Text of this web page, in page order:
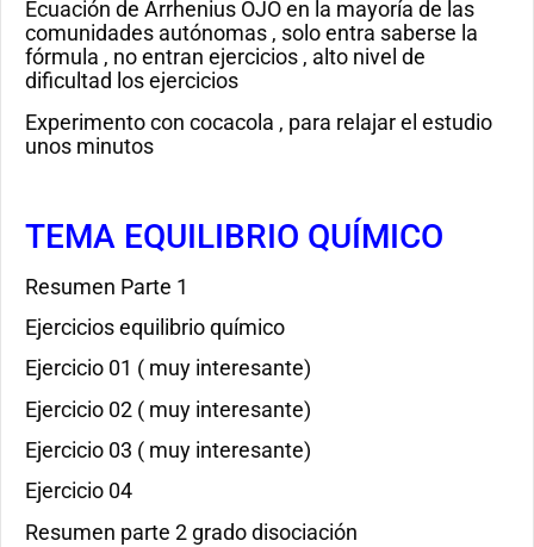
Ecuación de Arrhenius OJO en la mayoría de las
comunidades autónomas , solo entra saberse la
fórmula , no entran ejercicios , alto nivel de
dificultad los ejercicios
Experimento con cocacola , para relajar el estudio
unos minutos
TEMA EQUILIBRIO QUÍMICO
Resumen Parte 1
Ejercicios equilibrio químico
Ejercicio 01 ( muy interesante)
Ejercicio 02 ( muy interesante)
Ejercicio 03 ( muy interesante)
Ejercicio 04
Resumen parte 2 grado disociación